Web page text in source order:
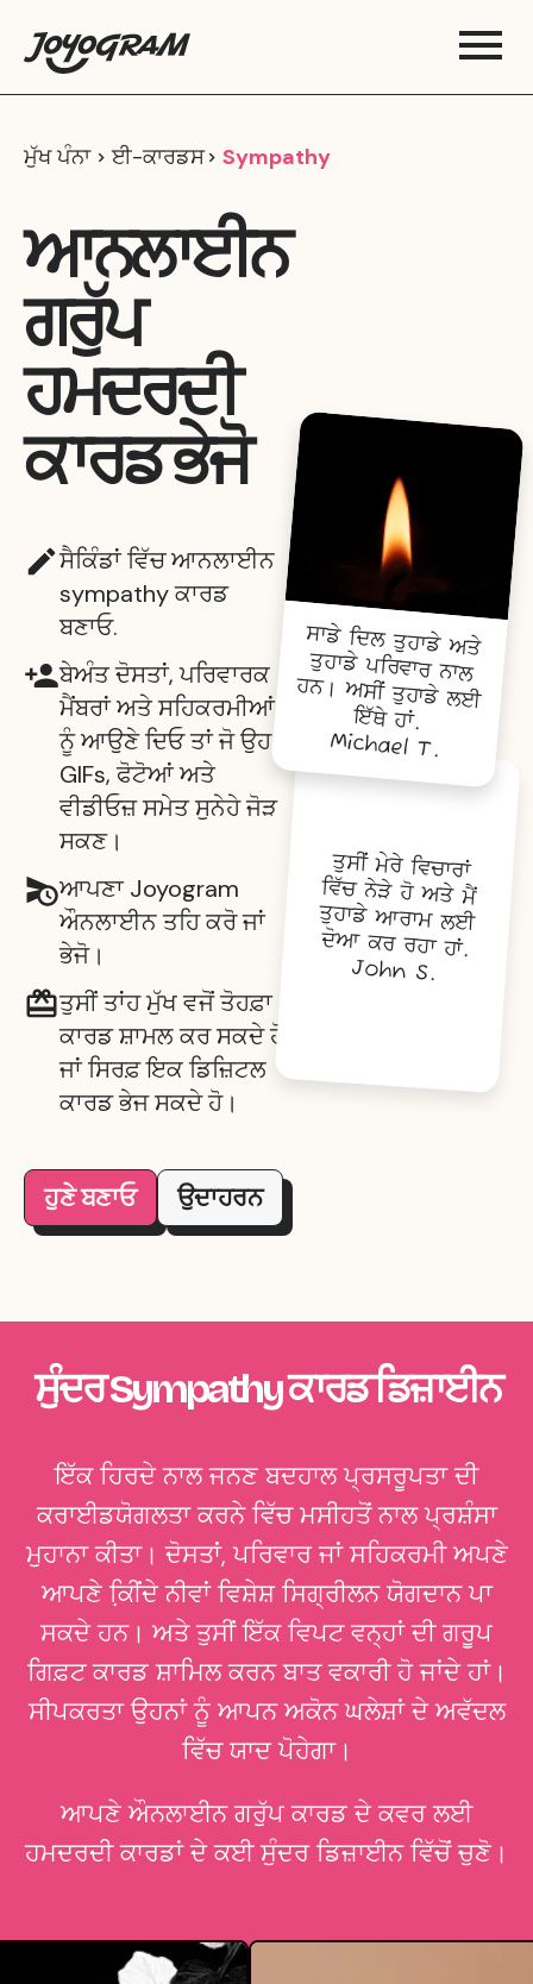
ਮੁੱਖ ਪੰਨਾ ਈ-ਕਾਰਡਸ Sympathy
ਆਨਲਾਈਨ
ਗਰੁੱਪ
ਹਮਦਰਦੀ
ਕਾਰਡ ਭੇਜੋ
ਸੈਕਿੰਡਾਂ ਵਿੱਚ ਆਨਲਾਈਨ
sympathy ਕਾਰਡ
ਬਣਾਓ.
ਬੇਅੰਤ ਦੋਸਤਾਂ, ਪਰਿਵਾਰਕ
ਮੈਂਬਰਾਂ ਅਤੇ ਸਹਿਕਰਮੀਆਂ
ਨੂੰ ਆਉਣੇ ਦਿਓ ਤਾਂ ਜੋ ਉਹ
GIFs, ਫੋਟੋਆਂ ਅਤੇ
ਵੀਡੀਓਜ਼ ਸਮੇਤ ਸੁਨੇਹੇ ਜੋੜ
ਸਕਣ।
ਆਪਣਾ Joyogram
ਔਨਲਾਈਨ ਤਹਿ ਕਰੋ ਜਾਂ
ਭੇਜੋ।
ਤੁਸੀਂ ਤਾਂਹ ਮੁੱਖ ਵਜੋਂ ਤੋਹਫ਼ਾ
ਕਾਰਡ ਸ਼ਾਮਲ ਕਰ ਸਕਦੇ ਹੋ
ਜਾਂ ਸਿਰਫ਼ ਇਕ ਡਿਜ਼ਿਟਲ
ਕਾਰਡ ਭੇਜ ਸਕਦੇ ਹੋ।
ਹੁਣੇ ਬਣਾਓ ਉਦਾਹਰਨ
ਸਾਡੇ ਦਿਲ ਤੁਹਾਡੇ ਅਤੇ
ਤੁਹਾਡੇ ਪਰਿਵਾਰ ਨਾਲ
ਹਨ। ਅਸੀਂ ਤੁਹਾਡੇ ਲਈ
ਇੱਥੇ ਹਾਂ.
Michael T.
ਤੁਸੀਂ ਮੇਰੇ ਵਿਚਾਰਾਂ
ਵਿੱਚ ਨੇੜੇ ਹੋ ਅਤੇ ਮੈਂ
ਤੁਹਾਡੇ ਆਰਾਮ ਲਈ
ਦੋਆ ਕਰ ਰਹਾ ਹਾਂ.
John S.
ਸੁੰਦਰ Sympathy ਕਾਰਡ ਡਿਜ਼ਾਈਨ
ਇੱਕ ਹਿਰਦੇ ਨਾਲ ਜਨਣ ਬਦਹਾਲ ਪ੍ਰਸਰੂਪਤਾ ਦੀ
ਕਰਾਈਡਯੋਗਲਤਾ ਕਰਨੇ ਵਿੱਚ ਮਸੀਹਤੋਂ ਨਾਲ ਪ੍ਰਸ਼ੰਸਾ
ਮੁਹਾਨਾ ਕੀਤਾ। ਦੋਸਤਾਂ, ਪਰਿਵਾਰ ਜਾਂ ਸਹਿਕਰਮੀ ਅਪਣੇ
ਆਪਣੇ ਕੀਿ਼ਂਦੇ ਨੀਵਾਂ ਵਿਸ਼ੇਸ਼ ਸਿਗ੍ਰੀਲਨ ਯੋਗਦਾਨ ਪਾ
ਸਕਦੇ ਹਨ। ਅਤੇ ਤੁਸੀਂ ਇੱਕ ਵਿਪਟ ਵਨ੍ਹਾਂ ਦੀ ਗਰੂਪ
ਗਿਫ਼ਟ ਕਾਰਡ ਸ਼ਾਮਿਲ ਕਰਨ ਬਾਤ ਵਕਾਰੀ ਹੋ ਜਾਂਦੇ ਹਾਂ।
ਸੀਪਕਰਤਾ ਉਹਨਾਂ ਨੂੰ ਆਪਨ ਅਕੋਨ ਘਲੇਸ਼ਾਂ ਦੇ ਅਵੱਦਲ
ਵਿੱਚ ਯਾਦ ਪੋਹੇਗਾ।
ਆਪਣੇ ਔਨਲਾਈਨ ਗਰੁੱਪ ਕਾਰਡ ਦੇ ਕਵਰ ਲਈ
ਹਮਦਰਦੀ ਕਾਰਡਾਂ ਦੇ ਕਈ ਸੁੰਦਰ ਡਿਜ਼ਾਈਨ ਵਿੱਚੋਂ ਚੁਣੋ।